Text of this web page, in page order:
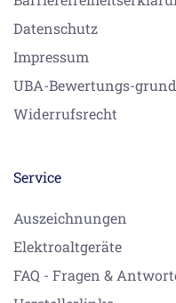
Datenschutz
Impressum
UBA-Bewertungs-
Widerrufsrecht
Service
Auszeichnungen
Elektroaltgeräte
FAQ - Fragen &